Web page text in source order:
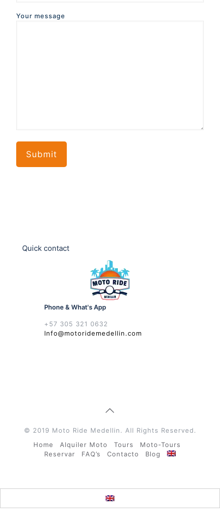
Your message
Quick contact
Phone & What's App
+57 305 321 0632
Info@motoridemedellin.com
© 2019 Moto Ride Medellin. All Rights Reserved.
Home
Alquiler Moto Tours
Moto-Tours
Reservar
FAQ’s Contacto Blog